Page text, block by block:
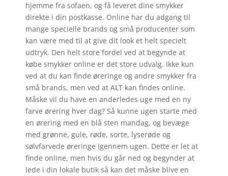
hjemme fra sofaen, og få leveret dine smykker
direkte i din postkasse. Online har du adgang til
mange specielle brands og små producenter som
kan være med til at give dit look et helt specielt
udtryk. Den helt store fordel ved at begynde at
købe smykker online er det store udvalg. Ikke kun
ved at du kan finde øreringe og andre smykker fra
små brands, men ved at ALT kan findes online.
Måske vil du have en anderledes uge med en ny
farve ørering hver dag? Så kunne ugen starte med
en ørering med en blå sten mandag, og bevæge
med grønne, gule, røde, sorte, lyserøde og
sølvfarvede øreringe igennem ugen. Dette er let at
finde online, men hvis du går ned og begynder at
lede i din lokale butik så kan det måske blive en